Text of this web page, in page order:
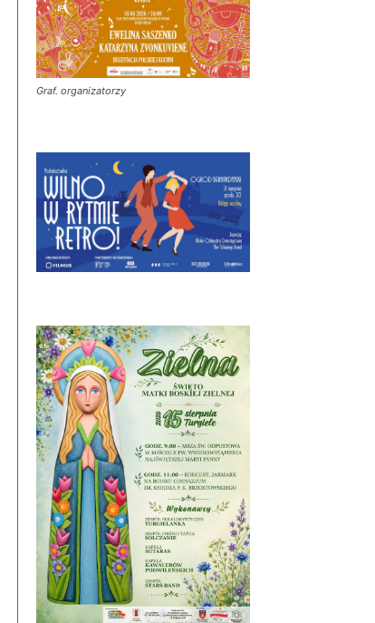
Graf. organizatorzy